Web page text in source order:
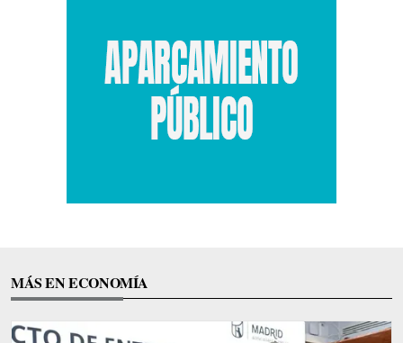
MÁS EN ECONOMÍA